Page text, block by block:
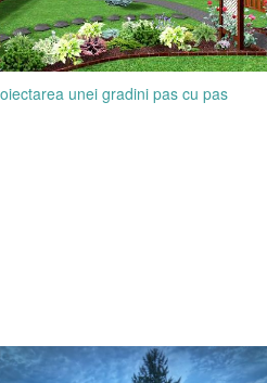
unei gradini pas cu pas